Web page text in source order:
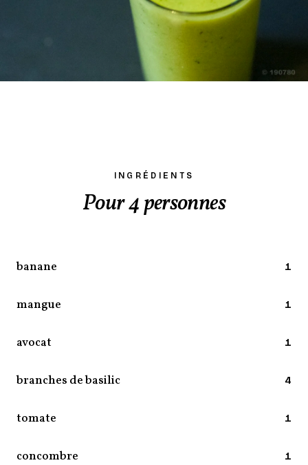
INGRÉDIENTS
Pour 4 personnes
banane 1
mangue 1
avocat 1
branches de basilic 4
tomate 1
concombre 1